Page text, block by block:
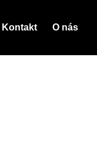
Kontakt O nás